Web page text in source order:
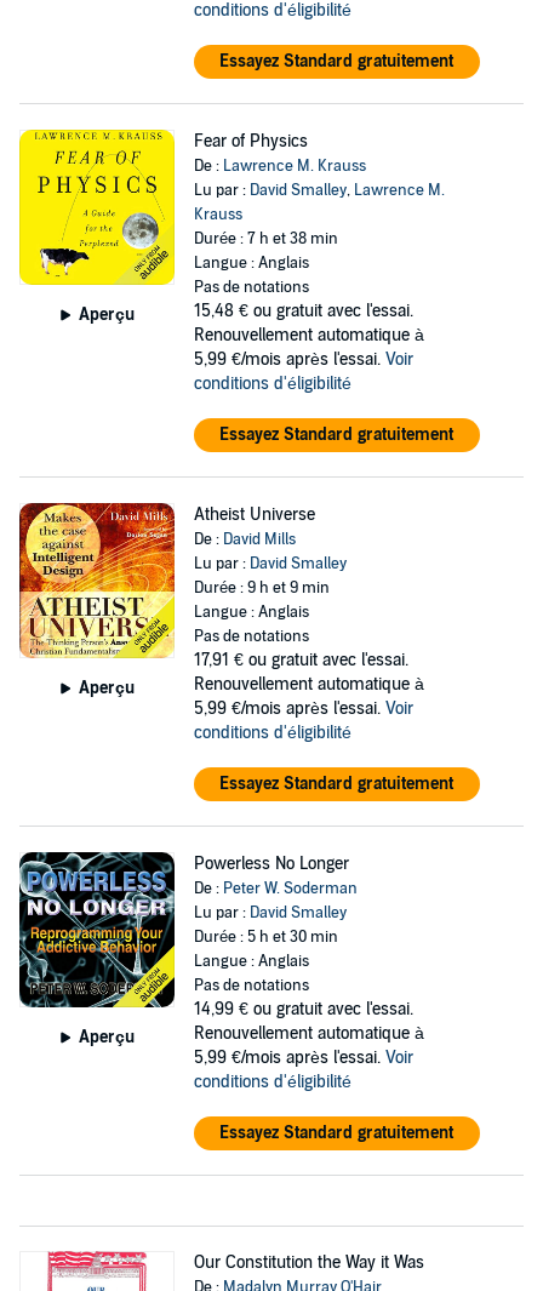
conditions d'éligibilité
Essayez Standard gratuitement
Aperçu
Fear of Physics
De : Lawrence M. Krauss
Lu par : David Smalley, Lawrence M.
Krauss
Durée : 7 h et 38 min
Langue : Anglais
Pas de notations
15,48 € ou gratuit avec l'essai.
Renouvellement automatique à
5,99 €/mois après l'essai. Voir
conditions d'éligibilité
Essayez Standard gratuitement
Aperçu
Atheist Universe
De : David Mills
Lu par : David Smalley
Durée : 9 h et 9 min
Langue : Anglais
Pas de notations
17,91 € ou gratuit avec l'essai.
Renouvellement automatique à
5,99 €/mois après l'essai. Voir
conditions d'éligibilité
Essayez Standard gratuitement
Aperçu
Powerless No Longer
De : Peter W. Soderman
Lu par : David Smalley
Durée : 5 h et 30 min
Langue : Anglais
Pas de notations
14,99 € ou gratuit avec l'essai.
Renouvellement automatique à
5,99 €/mois après l'essai. Voir
conditions d'éligibilité
Essayez Standard gratuitement
Our Constitution the Way it Was